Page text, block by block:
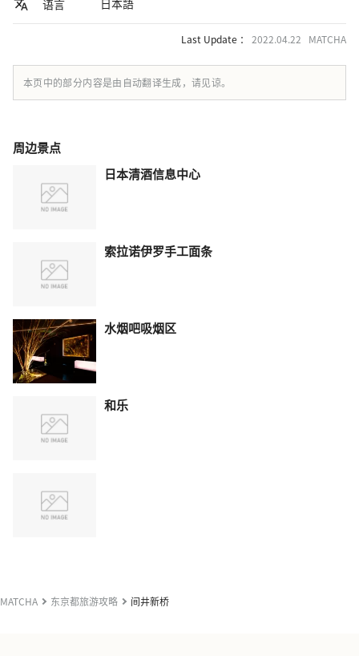
语言
Last Update ： 2022.04.22 MATCHA
本页中的部分内容是由自动翻译生成，请见谅。
周边景点
日本清酒信息中心
索拉诺伊罗手工面条
水烟吧吸烟区
和乐
MATCHA 东京都旅游攻略 间井新桥